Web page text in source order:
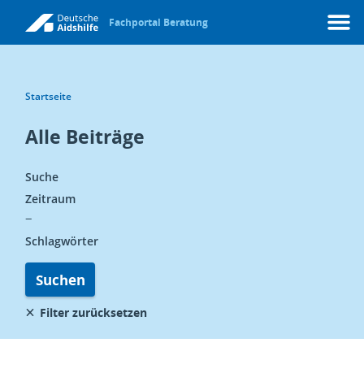
Fachportal Beratung Menü
Startseite
Alle Beiträge
Suche
Zeitraum
Schlagwörter
Suchen
Filter zurücksetzen